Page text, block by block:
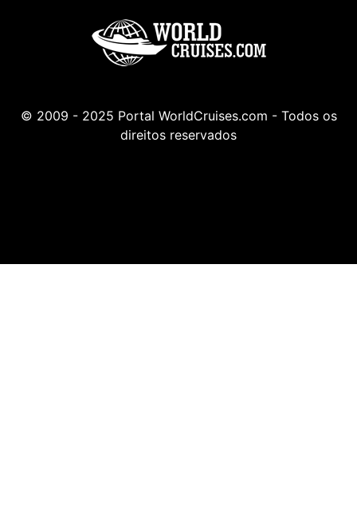
© 2009 - 2025 Portal WorldCruises.com - Todos os
direitos reservados